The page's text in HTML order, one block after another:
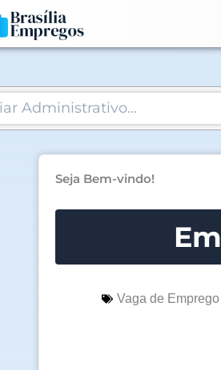
Seja Bem-vindo!
Vaga de Emprego